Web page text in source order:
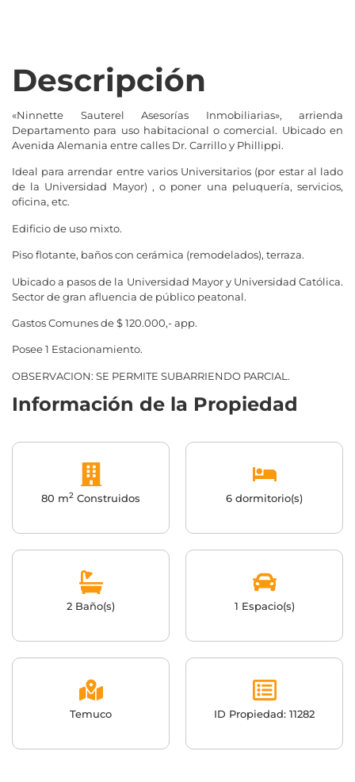
Descripción
«Ninnette Sauterel Asesorías Inmobiliarias», arrienda
Departamento para uso habitacional o comercial. Ubicado en
Avenida Alemania entre calles Dr. Carrillo y Phillippi.
Ideal para arrendar entre varios Universitarios (por estar al lado
de la Universidad Mayor) , o poner una peluquería, servicios,
oficina, etc.
Edificio de uso mixto.
Piso flotante, baños con cerámica (remodelados), terraza.
Ubicado a pasos de la Universidad Mayor y Universidad Católica.
Sector de gran afluencia de público peatonal.
Gastos Comunes de $ 120.000,- app.
Posee 1 Estacionamiento.
OBSERVACION: SE PERMITE SUBARRIENDO PARCIAL.
Información de la Propiedad
80 m2 Construidos 6 dormitorio(s)
2 Baño(s) 1 Espacio(s)
Temuco ID Propiedad: 11282